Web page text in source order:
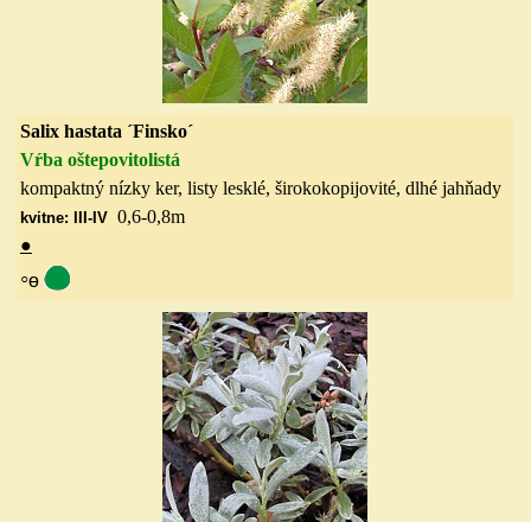
Salix hastata ´Finsko´
Vŕba oštepovitolistá
kompaktný nízky ker, listy lesklé, širokokopijovité, dlhé jahňady
kvitne: III-IV 0,6-0,8m
●
◦ө